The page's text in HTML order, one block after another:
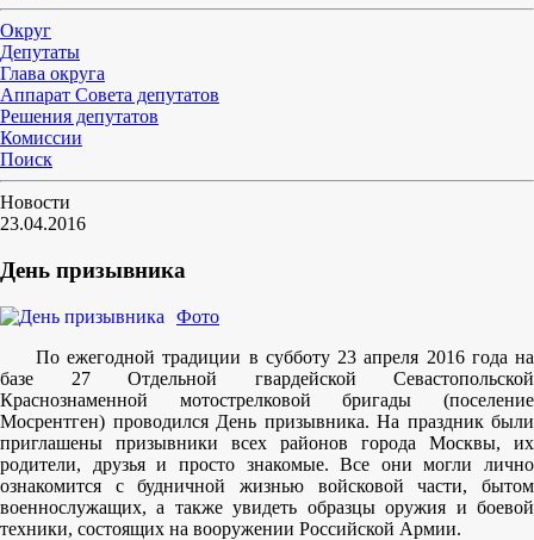
Округ
Депутаты
Глава округа
Аппарат Совета депутатов
Решения депутатов
Комиссии
Поиск
Новости
23.04.2016
День призывника
Фото
По ежегодной традиции в субботу 23 апреля 2016 года на
базе 27 Отдельной гвардейской Севастопольской
Краснознаменной мотострелковой бригады (поселение
Мосрентген) проводился День призывника. На праздник были
приглашены призывники всех районов города Москвы, их
родители, друзья и просто знакомые. Все они могли лично
ознакомится с будничной жизнью войсковой части, бытом
военнослужащих, а также увидеть образцы оружия и боевой
техники, состоящих на вооружении Российской Армии.